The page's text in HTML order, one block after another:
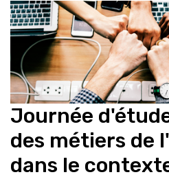
Journée
des métiers de
dans le